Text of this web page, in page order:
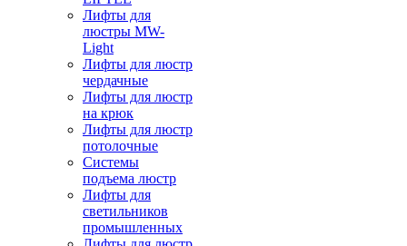
Лифты для
люстры MW-
Light
Лифты для люстр
чердачные
Лифты для люстр
на крюк
Лифты для люстр
потолочные
Системы
подъема люстр
Лифты для
светильников
промышленных